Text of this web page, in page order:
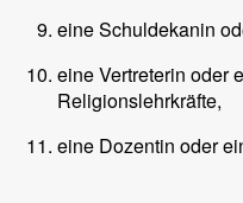
eine Schuldekanin
eine Vertreterin oder
Religionslehrkräfte,
eine Dozentin oder